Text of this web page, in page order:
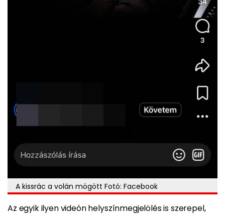
A kissrác a volán mögött Fotó: Facebook
Az egyik ilyen videón helyszínmegjelölés is szerepel,